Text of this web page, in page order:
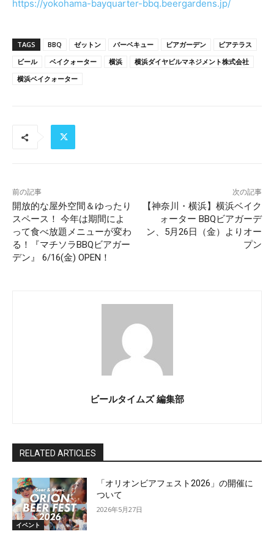
https://yokohama-bayquarter-bbq.beergardens.jp/
TAGS BBQ ゼットン バーベキュー ビアガーデン
ビアテラス
ビール
ベイクォーター 横浜
横浜ダイヤビルマネジメント株式会社
横浜ベイクォーター
前の記事
開放的な屋外空間＆ゆったり
スペース！ 今年は期間によ
って食べ放題メニューが変わ
る！『マチソラBBQビアガー
デン』 6/16(金) OPEN！
次の記事
【神奈川・横浜】横浜ベイク
ォーター BBQビアガーデ
ン、5月26日（金）よりオー
プン
ビールタイムズ 編集部
RELATED ARTICLES
イベント
「オリオンビアフェスト2026」の開催に
ついて
2026年5月27日